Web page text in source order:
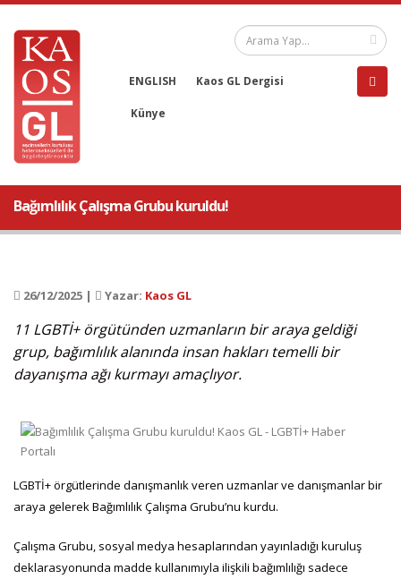
ENGLISH Kaos GL Dergisi
Künye
Bağımlılık Çalışma Grubu kuruldu!
26/12/2025 | Yazar: Kaos GL
11 LGBTİ+ örgütünden uzmanların bir araya geldiği
grup, bağımlılık alanında insan hakları temelli bir
dayanışma ağı kurmayı amaçlıyor.
LGBTİ+ örgütlerinde danışmanlık veren uzmanlar ve danışmanlar bir
araya gelerek Bağımlılık Çalışma Grubu’nu kurdu.
Çalışma Grubu, sosyal medya hesaplarından yayınladığı kuruluş
deklarasyonunda madde kullanımıyla ilişkili bağımlılığı sadece